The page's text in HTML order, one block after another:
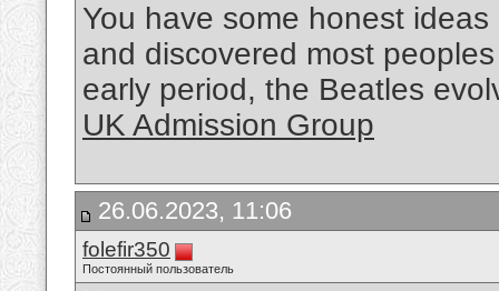
You have some honest
and discovered most
early period, the Beatles
UK Admission Group
26.06.2023, 11:06
folefir350
Постоянный пользователь